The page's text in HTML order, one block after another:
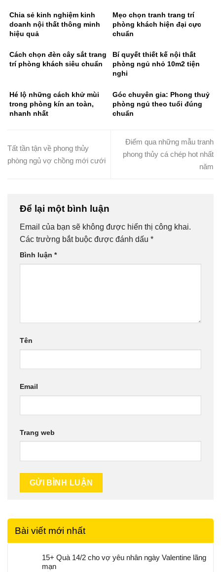
Chia sẻ kinh nghiệm kinh
doanh nội thất thông minh
hiệu quả
Mẹo chọn tranh trang trí
phòng khách hiện đại cực
chuẩn
Cách chọn đèn cây sắt trang
trí phòng khách siêu chuẩn
Bí quyết thiết kế nội thất
phòng ngủ nhỏ 10m2 tiện
nghi
Hé lộ những cách khử mùi
trong phòng kín an toàn,
nhanh nhất
Góc chuyên gia: Phong thuỷ
phòng ngủ theo tuổi đúng
chuẩn
Tất tần tận về phong thủy
phòng ngủ vợ chồng mới cưới
Điểm qua những mẫu tranh
phong thủy cá chép hot nhất
năm
Để lại một bình luận
Email của bạn sẽ không được hiển thị công khai.
Các trường bắt buộc được đánh dấu *
Bình luận *
Tên
Email
Trang web
Bài viết mới nhất
15+ Quà 14/2 cho vợ yêu nhân ngày Valentine lãng
mạn